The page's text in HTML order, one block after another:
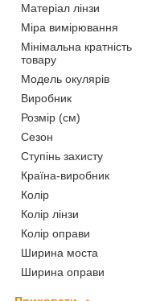
Матеріал лінзи
Міра вимірювання
Мінімальна кратність
товару
Модель окулярів
Виробник
Розмір (см)
Сезон
Ступінь захисту
Країна-виробник
Колір
Колір лінзи
Колір оправи
Ширина моста
Ширина оправи